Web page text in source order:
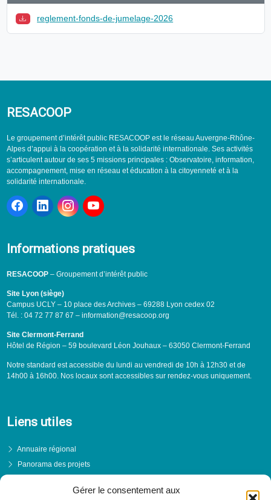
Gérer le consentement aux
reglement-fonds-de-jumelage-2026
RESACOOP
Le groupement d’intérêt public RESACOOP est le réseau Auvergne-Rhône-
Alpes d’appui à la coopération et à la solidarité internationale. Ses activités
s’articulent autour de ses 5 missions principales : Observatoire, information,
accompagnement, mise en réseau et éducation à la citoyenneté et à la
solidarité internationale.
Informations pratiques
RESACOOP– Groupement d’intérêt public
Site Lyon (siège)
Campus UCLY – 10 place des Archives – 69288 Lyon cedex 02
Tél. : 04 72 77 87 67 – information@resacoop.org
Site Clermont-Ferrand
Hôtel de Région – 59 boulevard Léon Jouhaux – 63050 Clermont-Ferrand
Notre standard est accessible du lundi au vendredi de 10h à 12h30 et de
14h00 à 16h00. Nos locaux sont accessibles sur rendez-vous uniquement.
Liens utiles
Annuaire régional
Panorama des projets